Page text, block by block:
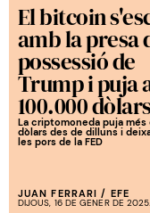
El bitcoin
amb la presa
possessió de
Trump i puja
100.000
La criptomoneda puja més
dòlars des de dilluns i
les pors de la FED
JUAN FERRARI / EFE
DIJOUS, 16 DE GENER DE